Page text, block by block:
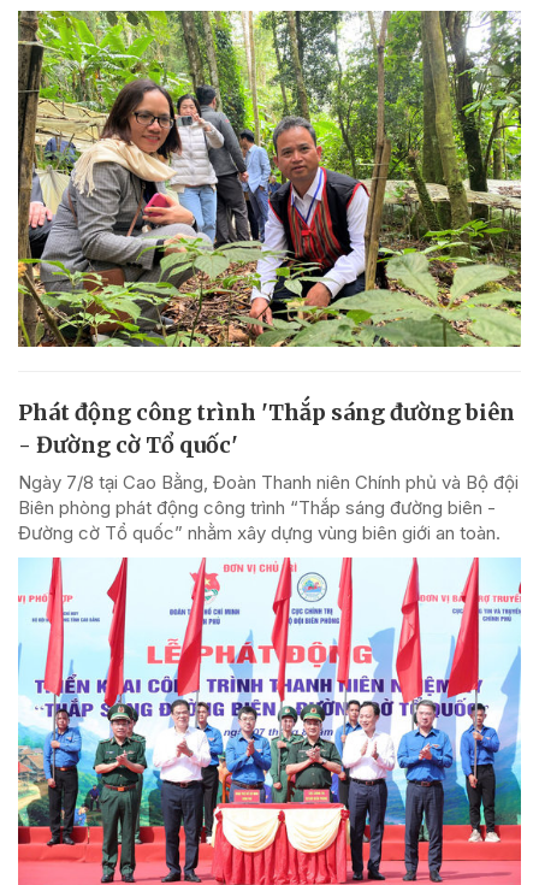
Phát động công trình 'Thắp sáng đường biên
- Đường cờ Tổ quốc'
Ngày 7/8 tại Cao Bằng, Đoàn Thanh niên Chính phủ và Bộ đội
Biên phòng phát động công trình “Thắp sáng đường biên -
Đường cờ Tổ quốc” nhằm xây dựng vùng biên giới an toàn.